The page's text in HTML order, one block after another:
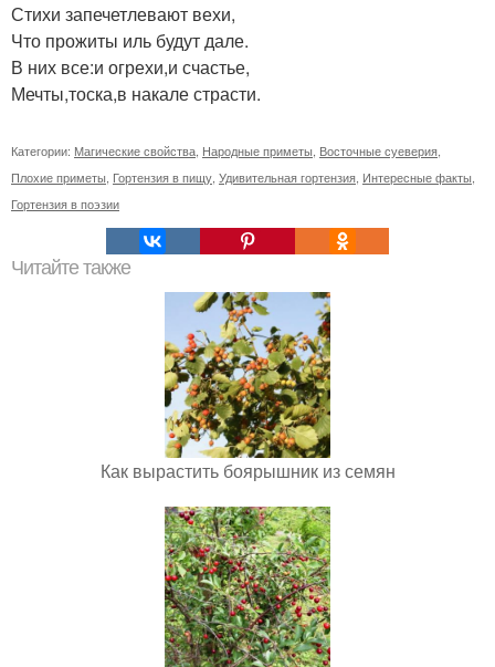
Стихи запечетлевают вехи,
Что прожиты иль будут дале.
В них все:и огрехи,и счастье,
Мечты,тоска,в накале страсти.
Категории: Магические свойства Народные приметы Восточные суеверия
Плохие приметы Гортензия в пищу Удивительная гортензия Интересные факты
Гортензия в поэзии
Читайте также
Как вырастить боярышник из семян